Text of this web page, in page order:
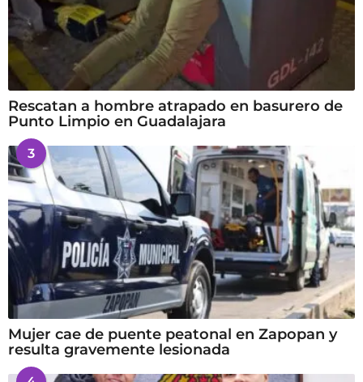
Rescatan a hombre atrapado en basurero de
Punto Limpio en Guadalajara
3
Mujer cae de puente peatonal en Zapopan y
resulta gravemente lesionada